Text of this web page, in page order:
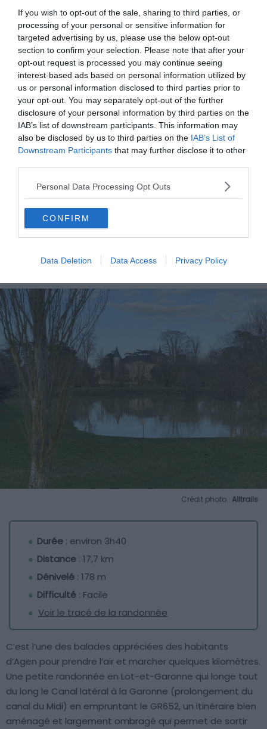
If you wish to opt-out of the sale, sharing to third parties, or
processing of your personal or sensitive information for
targeted advertising by us, please use the below opt-out
section to confirm your selection. Please note that after your
opt-out request is processed you may continue seeing
interest-based ads based on personal information utilized by
us or personal information disclosed to third parties prior to
your opt-out. You may separately opt-out of the further
disclosure of your personal information by third parties on the
IAB’s list of downstream participants. This information may
also be disclosed by us to third parties on the IAB’s List of
Downstream Participants that may further disclose it to other
Personal Data Processing Opt Outs
CONFIRM
Data Deletion Data Access Privacy Policy
Distance
: 6,1 km
Dénivelé: 146 m
Difficulté: Facile
Voir le tracé de la randonnée
Ambrus est un vénérable et tout petit village, dont
l’existence est très ancienne. En témoignent sur place, la
visite du château d’Ambrus, de son église du XIIe siècle,
et un passage obligé par sa fontaine miraculeuse ! Sait-
on jamais ?
Place ensuite à une nouvelle randonnée en Lot-et-
Garonne à travers la forêt d’Ambrus : composée de pins
et de chênes, bien ombragée même en été, ce sont
déjà les Landes qui s’annoncent !
6. Agen à Castelculier via le Canal
Crédit photo : Alltrails
Durée : environ 3h40
Distance : 17,7 km
Dénivelé : 178 m
Difficulté : Facile
Voir le tracé de la randonnée
C’est l’une des balades appréciées des habitants
d’Agen pour prendre l’air et marcher quelques kilomètres.
Une petite randonnée en Lot-et-Garonne qui longe tout
du long le Canal latéral à la Garonne (prolongement du
canal du Midi) en empruntant le GR652, un itinéraire bien
aménagé et largement ombragé qui permet de sortir